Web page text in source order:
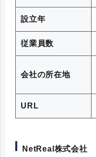
設立年
従業員数
会社の所在地
URL
NetReal株式会社